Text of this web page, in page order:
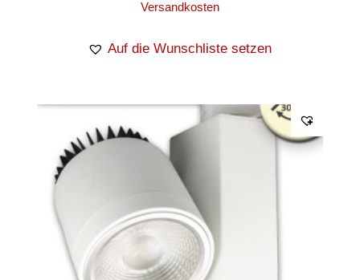
Versandkosten
Auf die Wunschliste setzen